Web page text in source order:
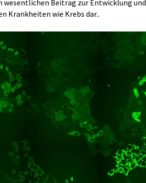
Beitrag zur Entwicklung und
Krankheiten wie Krebs dar..